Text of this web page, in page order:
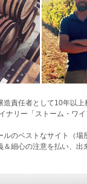
責任者として10年以
ナリー「ストーム・ワイ
ルのベストなサイト（
＆細心の注意を払い、